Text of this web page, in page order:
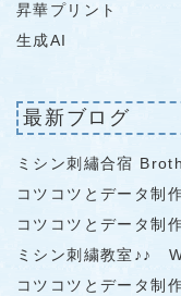
昇華プリント
生成AI
最新ブログ
ミシン刺繡合宿
コツコツとデータ
コツコツとデータ
ミシン刺繍教室♪♪
コツコツとデータ